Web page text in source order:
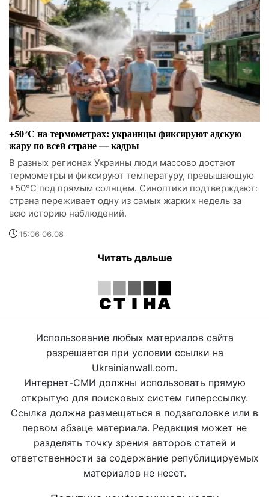
+50°C на термометрах: украинцы фиксируют адскую
жару по всей стране — кадры
В разных регионах Украины люди массово достают
термометры и фиксируют температуру, превышающую
+50°C под прямым солнцем. Синоптики подтверждают:
страна переживает одну из самых жарких недель за
всю историю наблюдений.
15:06 06.08
Читать дальше
Использование любых материалов сайта
разрешается при условии ссылки на
Ukrainianwall.com.
Интернет-СМИ должны использовать прямую
открытую для поисковых систем гиперссылку.
Ссылка должна размещаться в подзаголовке или в
первом абзаце материала. Редакция может не
разделять точку зрения авторов статей и
ответственности за содержание републицируемых
материалов не несет.